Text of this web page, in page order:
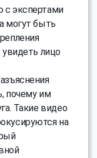
с экспертами
могут быть
лицо
почему им
Такие видео
на